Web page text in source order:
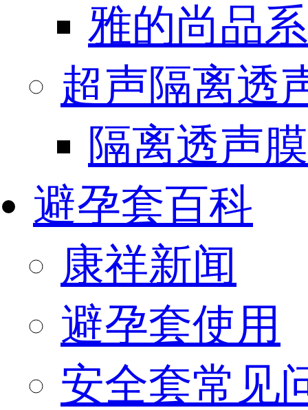
雅的尚品
超声隔离透
隔离透声
避孕套百科
康祥新闻
避孕套使用
安全套常见